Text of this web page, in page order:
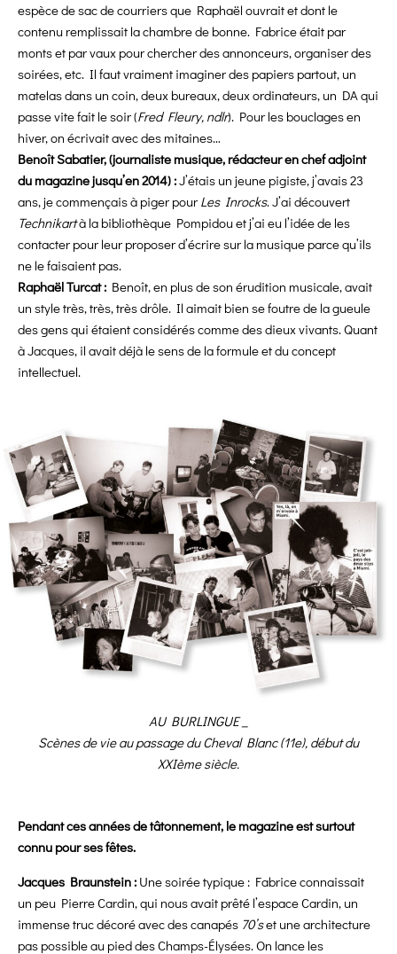
espèce de sac de courriers que Raphaël ouvrait et dont le
contenu remplissait la chambre de bonne. Fabrice était par
monts et par vaux pour chercher des annonceurs, organiser des
soirées, etc. Il faut vraiment imaginer des papiers partout, un
matelas dans un coin, deux bureaux, deux ordinateurs, un DA qui
passe vite fait le soir (Fred Fleury, ndlr). Pour les bouclages en
hiver, on écrivait avec des mitaines…
Benoît Sabatier, (journaliste musique, rédacteur en chef adjoint
du magazine jusqu’en 2014) :J’étais un jeune pigiste, j’avais 23
ans, je commençais à piger pour Les Inrocks. J’ai découvert
Technikartà la bibliothèque Pompidou et j’ai eu l’idée de les
contacter pour leur proposer d’écrire sur la musique parce qu’ils
ne le faisaient pas.
Raphaël Turcat : Benoît, en plus de son érudition musicale, avait
un style très, très, très drôle. Il aimait bien se foutre de la gueule
des gens qui étaient considérés comme des dieux vivants. Quant
à Jacques, il avait déjà le sens de la formule et du concept
intellectuel.
AU BURLINGUE _
Scènes de vie au passage du Cheval Blanc (11e), début du
XXIème siècle.
Pendant ces années de tâtonnement, le magazine est surtout
connu pour ses fêtes.
Jacques Braunstein : Une soirée typique : Fabrice connaissait
un peu PierreCardin, qui nous avait prêté l’espace Cardin, un
immense truc décoré avec des canapés 70’set une architecture
pas possible au pied des Champs-Élysées. On lance les